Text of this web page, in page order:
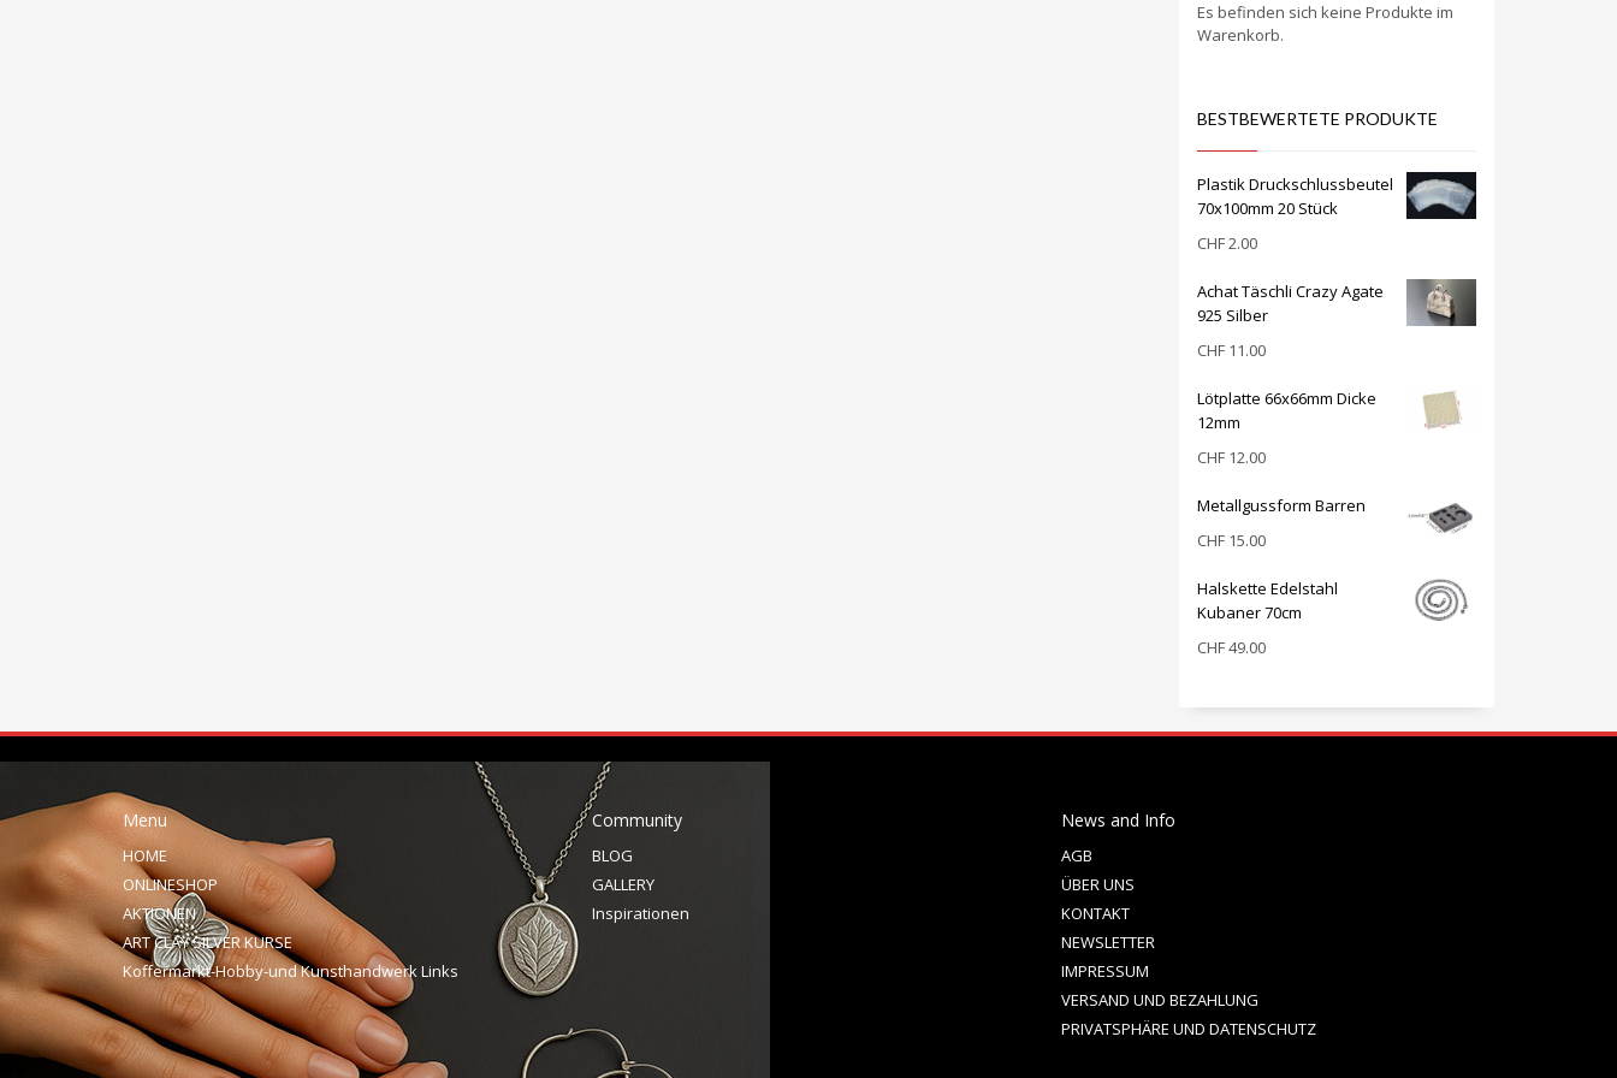
Es befinden sich keine Produkte im
Warenkorb.
BESTBEWERTETE PRODUKTE
Plastik Druckschlussbeutel
70x100mm 20 Stück
CHF2.00
Achat Täschli Crazy Agate
925 Silber
CHF11.00
Lötplatte 66x66mm Dicke
12mm
CHF12.00
Metallgussform Barren
CHF15.00
Halskette Edelstahl
Kubaner 70cm
CHF49.00
Menu
HOME
ONLINESHOP
AKTIONEN
ART CLAY SILVER KURSE
Koffermarkt-Hobby-und Kunsthandwerk Links
Community
BLOG
GALLERY
Inspirationen
News and Info
AGB
ÜBER UNS
KONTAKT
NEWSLETTER
IMPRESSUM
VERSAND UND BEZAHLUNG
PRIVATSPHÄRE UND DATENSCHUTZ